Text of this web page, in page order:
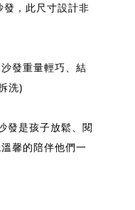
，此尺寸設計非
發重量輕巧、結
洗)
發是孩子放鬆、閱
馨的陪伴他們一